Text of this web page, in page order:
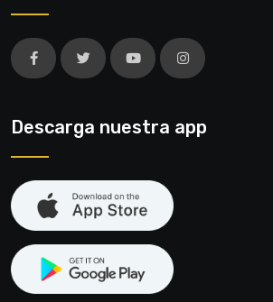
Descarga nuestra app